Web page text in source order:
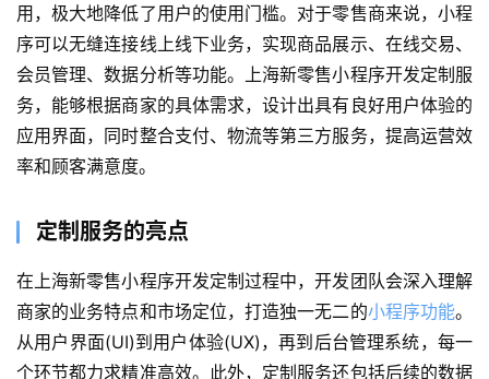
首
页
关
用，极大地降低了用户的使用门槛。对于零售商来说，小程
序可以无缝连接线上线下业务，实现商品展示、在线交易、
会员管理、数据分析等功能。上海新零售小程序开发定制服
务，能够根据商家的具体需求，设计出具有良好用户体验的
应用界面，同时整合支付、物流等第三方服务，提高运营效
率和顾客满意度。
定制服务的亮点
在上海新零售小程序开发定制过程中，开发团队会深入理解
商家的业务特点和市场定位，打造独一无二的小程序功能。
从用户界面(UI)到用户体验(UX)，再到后台管理系统，每一
个环节都力求精准高效。此外，定制服务还包括后续的数据